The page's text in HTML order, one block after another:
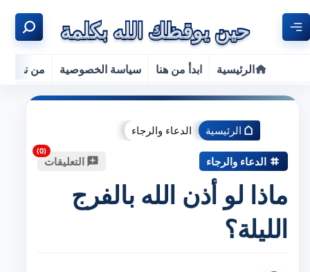
الرئيسية ابدأ من هنا سياسة الخصوصية من نحن
الرئيسية الدعاء والرجاء
الدعاء والرجاء التعليقات
ماذا لو أذن الله بالفرج
الليلة؟